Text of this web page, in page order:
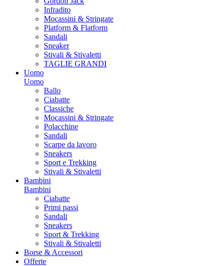
Infradito
Mocassini & Stringate
Platform & Flatform
Sandali
Sneaker
Stivali & Stivaletti
TAGLIE GRANDI
Uomo
Uomo
Ballo
Ciabatte
Classiche
Mocassini & Stringate
Polacchine
Sandali
Scarpe da lavoro
Sneakers
Sport e Trekking
Stivali & Stivaletti
Bambini
Bambini
Ciabatte
Primi passi
Sandali
Sneakers
Sport & Trekking
Stivali & Stivaletti
Borse & Accessori
Offerte